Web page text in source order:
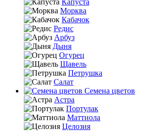
Капуста
Морква
Кабачок
Редис
Арбуз
Дыня
Огурец
Щавель
Петрушка
Салат
Семена цветов
Астра
Портулак
Маттиола
Целозия